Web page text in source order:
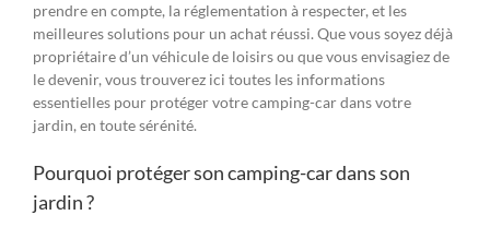
prendre en compte, la réglementation à respecter, et les
meilleures solutions pour un achat réussi. Que vous soyez déjà
propriétaire d’un véhicule de loisirs ou que vous envisagiez de
le devenir, vous trouverez ici toutes les informations
essentielles pour protéger votre camping-car dans votre
jardin, en toute sérénité.
Pourquoi protéger son camping-car dans son
jardin ?